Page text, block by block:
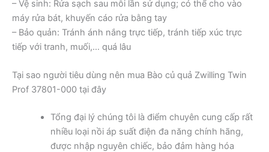
– Vệ sinh: Rửa sạch sau mỗi lần sử dụng; có thể cho vào
máy rửa bát, khuyến cáo rửa bằng tay
– Bảo quản: Tránh ánh nắng trực tiếp, tránh tiếp xúc trực
tiếp với tranh, muối,… quá lâu
Tại sao người tiêu dùng nên mua Bào củ quả Zwilling Twin
Prof 37801-000 tại đây
Tổng đại lý chúng tôi là điểm chuyên cung cấp rất
nhiều loại nồi áp suất điện đa năng chính hãng,
được nhập nguyên chiếc, bảo đảm hàng hóa